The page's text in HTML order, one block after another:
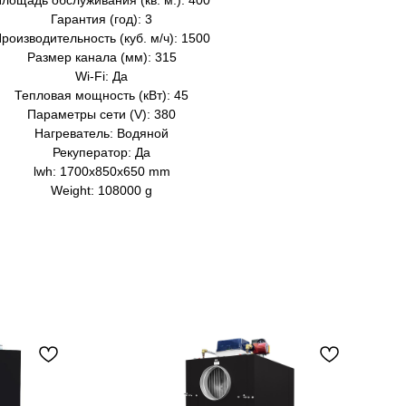
Гарантия (год): 3
(куб. м/ч): 1500
Размер канала (мм): 315
Wi-Fi: Да
Тепловая мощность (кВт): 45
Параметры сети (V): 380
Нагреватель: Водяной
Рекуператор: Да
lwh: 1700x850x650 mm
Weight: 108000 g